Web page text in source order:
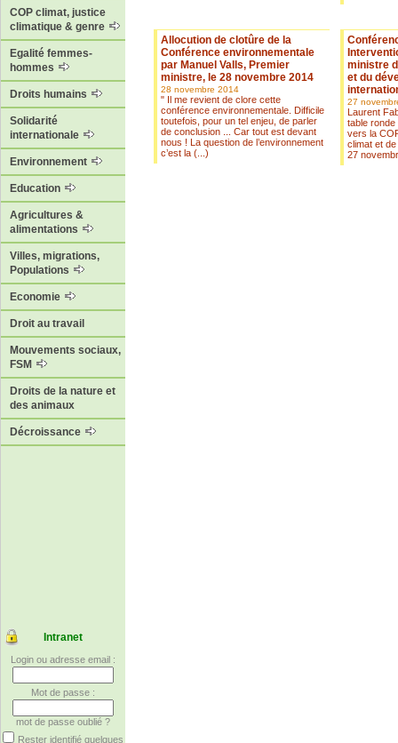
COP climat, justice
climatique & genre
Egalité femmes-
hommes
Droits humains
Solidarité
internationale
Environnement
Education
Agricultures &
alimentations
Villes, migrations,
Populations
Economie
Droit au travail
Mouvements sociaux,
FSM
Droits de la nature et
des animaux
Décroissance
Intranet
Login ou adresse email :
Mot de passe :
mot de passe oublié ?
Rester identifié quelques
Allocution de clotûre de la
Conférence environnementale
par Manuel Valls, Premier
ministre, le 28 novembre 2014
28 novembre 2014
" Il me revient de clore cette
conférence environnementale. Difficile
toutefois, pour un tel enjeu, de parler
de conclusion ... Car tout est devant
nous ! La question de l’environnement
c’est la (...)
ministre
et du
27
Laurent
table ronde
vers la
climat et
27